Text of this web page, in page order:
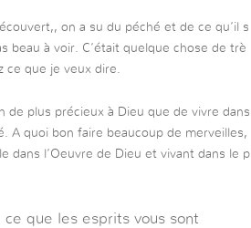
on a su du péché et de ce qu’il s
beau à voir. C’était quelque chose de trè
ce que je veux dire.
de plus précieux à Dieu que de vivre dans
A quoi bon faire beaucoup de merveilles,
dans l’Oeuvre de Dieu et vivant dans le p
ce que les esprits vous sont